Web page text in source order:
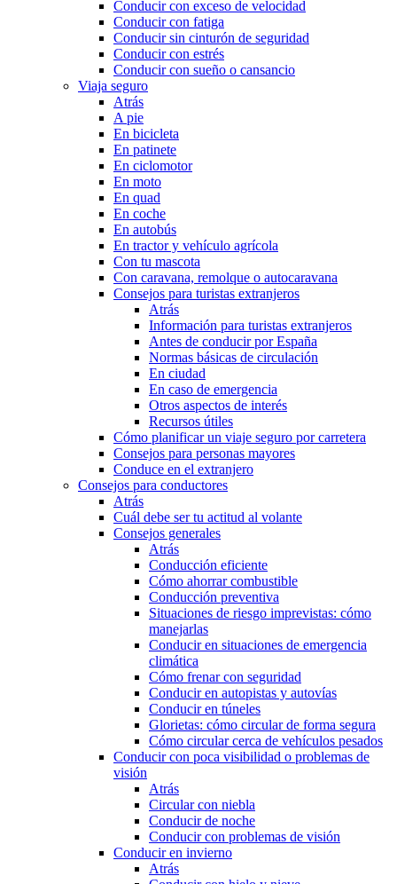
Conducir con exceso de velocidad
Conducir con fatiga
Conducir sin cinturón de seguridad
Conducir con estrés
Conducir con sueño o cansancio
Viaja seguro
Atrás
A pie
En bicicleta
En patinete
En ciclomotor
En moto
En quad
En coche
En autobús
En tractor y vehículo agrícola
Con tu mascota
Con caravana, remolque o autocaravana
Consejos para turistas extranjeros
Atrás
Información para turistas extranjeros
Antes de conducir por España
Normas básicas de circulación
En ciudad
En caso de emergencia
Otros aspectos de interés
Recursos útiles
Cómo planificar un viaje seguro por carretera
Consejos para personas mayores
Conduce en el extranjero
Consejos para conductores
Atrás
Cuál debe ser tu actitud al volante
Consejos generales
Atrás
Conducción eficiente
Cómo ahorrar combustible
Conducción preventiva
Situaciones de riesgo imprevistas: cómo
manejarlas
Conducir en situaciones de emergencia
climática
Cómo frenar con seguridad
Conducir en autopistas y autovías
Conducir en túneles
Glorietas: cómo circular de forma segura
Cómo circular cerca de vehículos pesados
Conducir con poca visibilidad o problemas de
visión
Atrás
Circular con niebla
Conducir de noche
Conducir con problemas de visión
Conducir en invierno
Atrás